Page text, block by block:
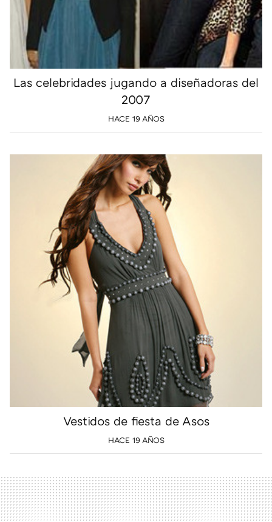
Las celebridades jugando a diseñadoras del
2007
HACE 19 AÑOS
Vestidos de fiesta de Asos
HACE 19 AÑOS